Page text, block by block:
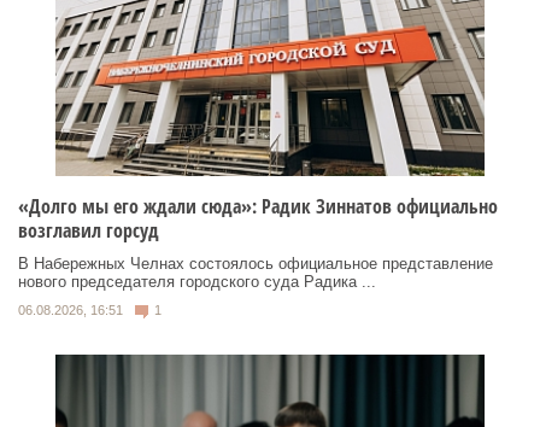
«Долго мы его ждали сюда»: Радик Зиннатов официально
возглавил горсуд
В Набережных Челнах состоялось официальное представление
нового председателя городского суда Радика ...
06.08.2026, 16:51 1